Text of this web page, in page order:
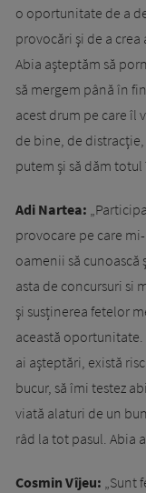
o oportunitate de a
provocări şi de a
Abia aşteptăm să
să mergem până în
acest drum pe care îl
de bine, de
putem şi să dăm
Adi Nartea:
provocare pe care
oamenii să
asta de concursuri si
şi susținerea fetelor
această
ai aşteptări, există
bucur, să îmi testez
viată alaturi de un
râd la tot pasul. Abia
Cosmin Vîjeu: „Sunt